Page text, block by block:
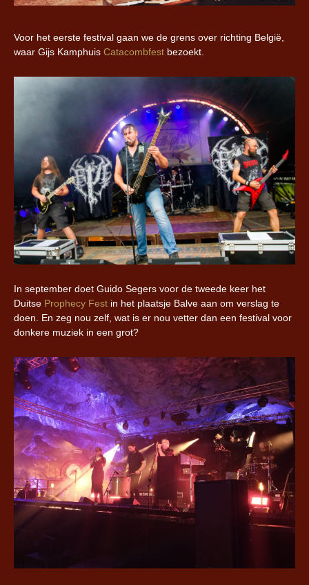
Voor het eerste festival gaan we de grens over richting België,
waar Gijs Kamphuis Catacombfest bezoekt.
In september doet Guido Segers voor de tweede keer het
Duitse Prophecy Fest in het plaatsje Balve aan om verslag te
doen. En zeg nou zelf, wat is er nou vetter dan een festival voor
donkere muziek in een grot?